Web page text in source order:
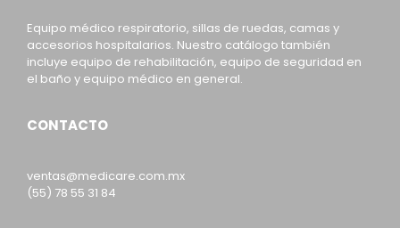
Equipo médico respiratorio, sillas de ruedas, camas y
accesorios hospitalarios. Nuestro catálogo también
incluye equipo de rehabilitación, equipo de seguridad en
el baño y equipo médico en general.
CONTACTO
ventas@medicare.com.mx
(55) 78 55 31 84